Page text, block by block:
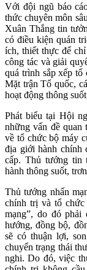
Với đội ngũ báo
thức chuyên môn
Xuân Thắng tin
có điều kiện quán
ích, thiết thực để
công tác và giải
quá trình sắp xếp tổ
Mặt trận Tổ quốc,
hoạt động thông
Phát biểu tại Hội
những vấn đề quan
về tổ chức bộ máy
địa giới hành chính
cấp. Thủ tướng tin
hành thông suốt,
Thủ tướng nhấn
chính trị và tổ chức
mạng”, do đó
hướng, đồng bộ,
sẽ có thuận lợi,
chuyển trạng thái
nghi. Do đó, việc